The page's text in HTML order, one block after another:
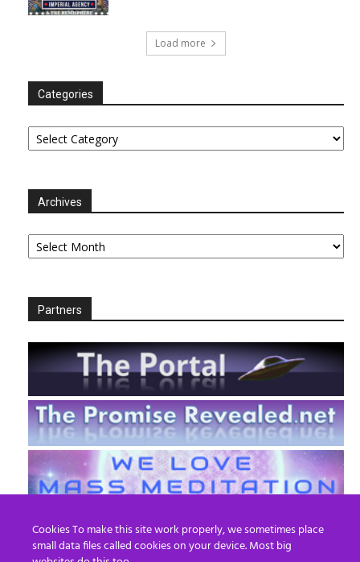
Load more
Categories
Categories
Archives
Archives
Partners
Cookies To make this site work properly, we sometimes place
small data files called cookies on your device. Most big